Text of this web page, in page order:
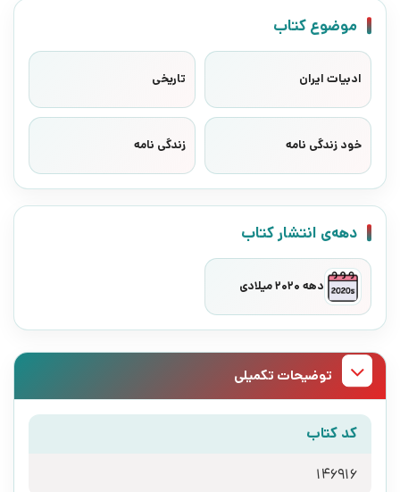
موضوع کتاب
ادبیات ایران تاریخی
خود زندگی نامه زندگی نامه
دهه‌ی انتشار کتاب
دهه 2020 میلادی
توضیحات تکمیلی
کد کتاب
146916